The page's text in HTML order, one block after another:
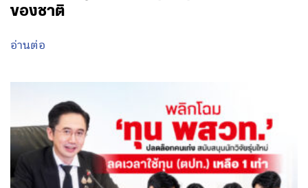
ของชาติ
อ่านต่อ